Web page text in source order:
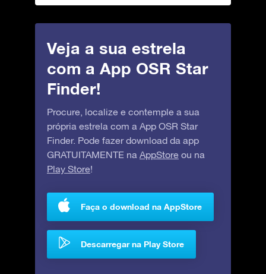
Veja a sua estrela
com a App OSR Star
Finder!
Procure, localize e contemple a sua
própria estrela com a App OSR Star
Finder. Pode fazer download da app
GRATUITAMENTE na AppStore ou na
Play Store!
Faça o download na AppStore
Descarregar na Play Store